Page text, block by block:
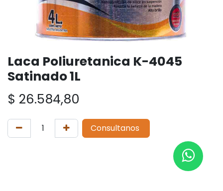
Laca Poliuretanica K-4045
Satinado 1L
$ 26.584,80
Consultanos